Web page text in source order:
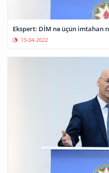
Ekspert: DİM nə üçün imtahan
13-04-2022